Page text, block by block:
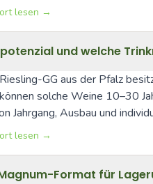
lesen →
und welche
GG aus der Pfalz
solche Weine 10–30
Jahrgang, Ausbau und
lesen →
Format für